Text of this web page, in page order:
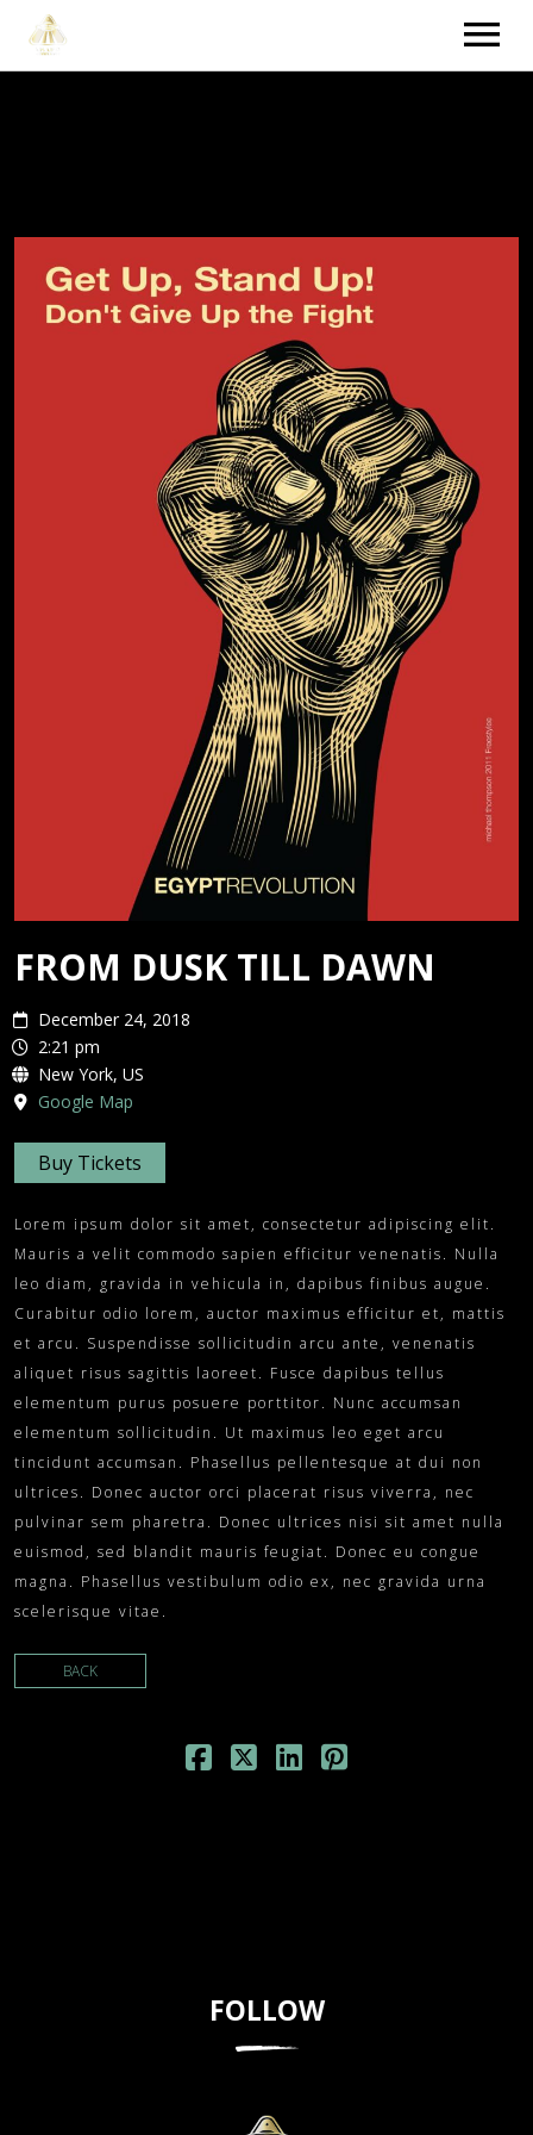
NEWS
TOUR
MUSIC
FROM DUSK TILL DAWN
December 24, 2018
2:21 pm
New York, US
Google Map
Buy Tickets
Lorem ipsum dolor sit amet, consectetur adipiscing elit.
Mauris a velit commodo sapien efficitur venenatis. Nulla
leo diam, gravida in vehicula in, dapibus finibus augue.
Curabitur odio lorem, auctor maximus efficitur et, mattis
et arcu. Suspendisse sollicitudin arcu ante, venenatis
aliquet risus sagittis laoreet. Fusce dapibus tellus
elementum purus posuere porttitor. Nunc accumsan
elementum sollicitudin. Ut maximus leo eget arcu
tincidunt accumsan. Phasellus pellentesque at dui non
ultrices. Donec auctor orci placerat risus viverra, nec
pulvinar sem pharetra. Donec ultrices nisi sit amet nulla
euismod, sed blandit mauris feugiat. Donec eu congue
magna. Phasellus vestibulum odio ex, nec gravida urna
scelerisque vitae.
BACK
FOLLOW